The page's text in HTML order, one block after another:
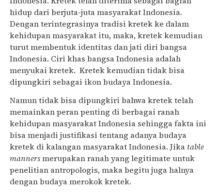
hidup dari berjuta-juta masyarakat Indonesia.
Dengan terintegrasinya tradisi kretek ke dalam
kehidupan masyarakat itu, maka, kretek kemudian
turut membentuk identitas dan jati diri bangsa
Indonesia. Ciri khas bangsa Indonesia adalah
menyukai kretek. Kretek kemudian tidak bisa
dipungkiri sebagai ikon budaya Indonesia.
Namun tidak bisa dipungkiri bahwa kretek telah
memainkan peran penting di berbagai ranah
kehidupan masyarakat Indonesia sehingga fakta ini
bisa menjadi justifikasi tentang adanya budaya
kretek di kalangan masyarakat Indonesia. Jika table
mannersmerupakan ranah yang legitimate untuk
penelitian antropologis, maka begitu juga halnya
dengan budaya merokok kretek.